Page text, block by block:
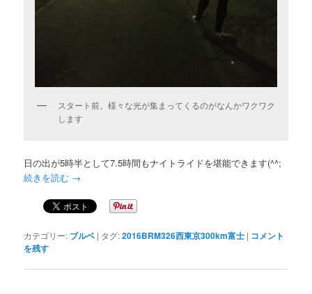
スタート前。様々な光が集まってくるのがなんかワクワク
します
日の出が5時半として7.5時間もナイトライドを堪能できます(^^;
続きを読む →
カテゴリー: ブルベ | タグ:2016BRM326西東京300km富士 | コメント
を残す